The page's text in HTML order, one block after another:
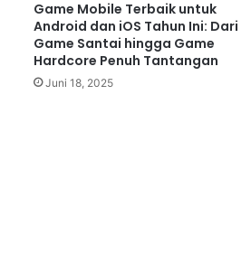
Game Mobile Terbaik untuk
Android dan iOS Tahun Ini: Dari
Game Santai hingga Game
Hardcore Penuh Tantangan
Juni 18, 2025